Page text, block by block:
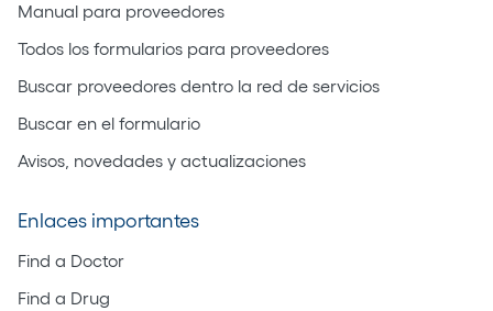
Manual para proveedores
Todos los formularios para proveedores
Buscar proveedores dentro la red de servicios
Buscar en el formulario
Avisos, novedades y actualizaciones
Enlaces importantes
Find a Doctor
Find a Drug